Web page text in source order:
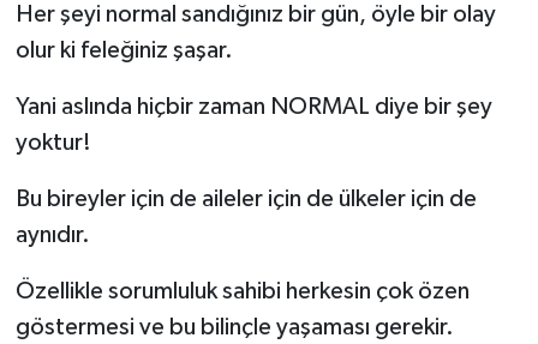
Her şeyi normal sandığınız bir gün, öyle bir olay
olur ki feleğiniz şaşar.
Yani aslında hiçbir zaman NORMAL diye bir şey
yoktur!
Bu bireyler için de aileler için de ülkeler için de
aynıdır.
Özellikle sorumluluk sahibi herkesin çok özen
göstermesi ve bu bilinçle yaşaması gerekir.